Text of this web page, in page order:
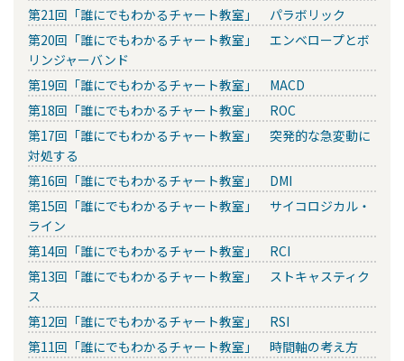
第21回「誰にでもわかるチャート教室」 パラボリック
第20回「誰にでもわかるチャート教室」 エンベロープとボ
リンジャーバンド
第19回「誰にでもわかるチャート教室」 MACD
第18回「誰にでもわかるチャート教室」 ROC
第17回「誰にでもわかるチャート教室」 突発的な急変動に
対処する
第16回「誰にでもわかるチャート教室」 DMI
第15回「誰にでもわかるチャート教室」 サイコロジカル・
ライン
第14回「誰にでもわかるチャート教室」 RCI
第13回「誰にでもわかるチャート教室」 ストキャスティク
ス
第12回「誰にでもわかるチャート教室」 RSI
第11回「誰にでもわかるチャート教室」 時間軸の考え方